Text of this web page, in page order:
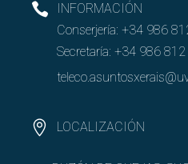
INFORMACIÓN
Conserjería: +34 986
Secretaría: +34 986 812
LOCALIZACIÓN